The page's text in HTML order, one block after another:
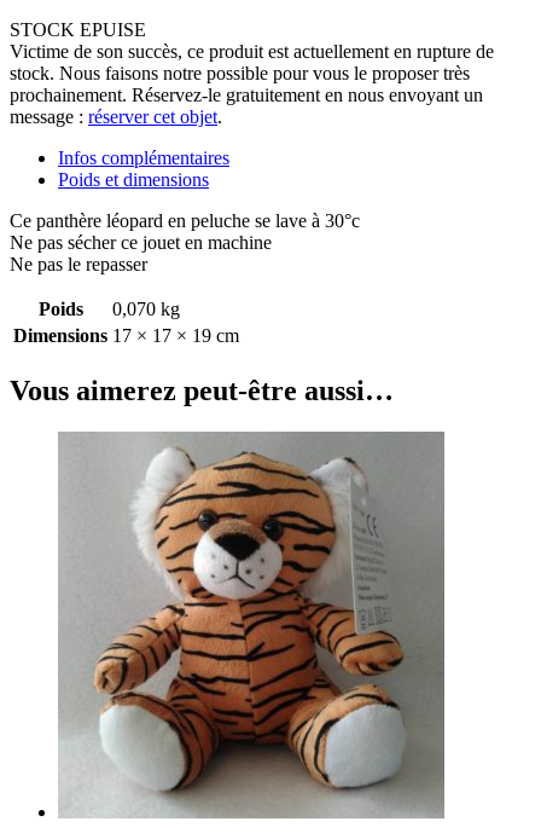
STOCK EPUISE
Victime de son succès, ce produit est actuellement en rupture de
stock. Nous faisons notre possible pour vous le proposer très
prochainement. Réservez-le gratuitement en nous envoyant un
message : réserver cet objet.
Infos complémentaires
Poids et dimensions
Ce panthère léopard en peluche se lave à 30°c
Ne pas sécher ce jouet en machine
Ne pas le repasser
Poids
0,070 kg
Dimensions 17 × 17 × 19 cm
Vous aimerez peut-être aussi…